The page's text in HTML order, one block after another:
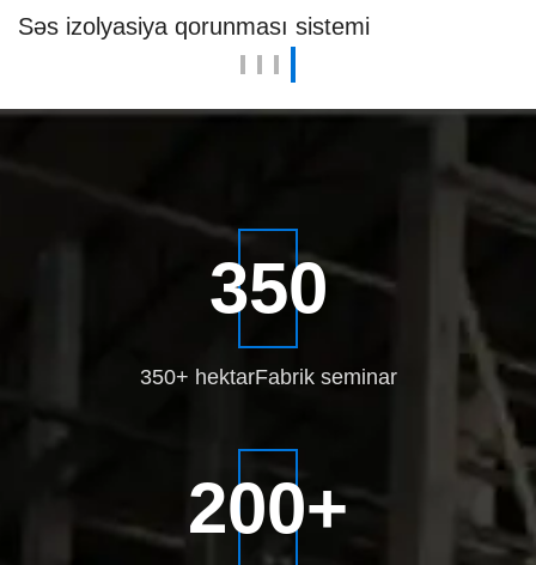
Səs izolyasiya qorunması sistemi
350
350+ hektarFabrik seminar
200+